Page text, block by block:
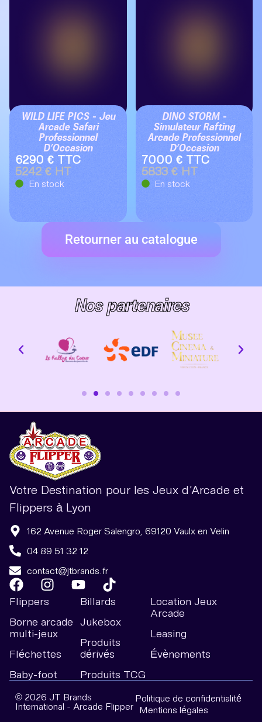
WILD LIFE PICS – Jeu
Arcade Safari
Professionnel
D’Occasion
6290 € TTC
5242 € HT
En stock
DINO STORM –
Simulateur Rafting
Arcade Professionnel
D’Occasion
7000 € TTC
5833 € HT
En stock
Retourner au catalogue
Nos partenaires
Votre Destination pour les Jeux d’Arcade et
Flippers à Lyon
162 Avenue Roger Salengro, 69120 Vaulx en Velin
04 89 51 32 12
contact@jtbrands.fr
Flippers
Borne arcade
multi-jeux
Fléchettes
Baby-foot
Billards
Jukebox
Produits
dérivés
Produits TCG
Location Jeux
Arcade
Leasing
Évènements
© 2026 JT Brands
International - Arcade Flipper
Politique de confidentialité
Mentions légales